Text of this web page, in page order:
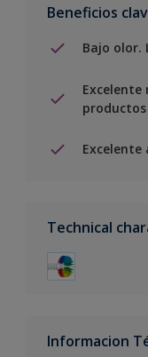
Beneficios
Bajo olor.
Excelente
Excelente
Technical
Informacion